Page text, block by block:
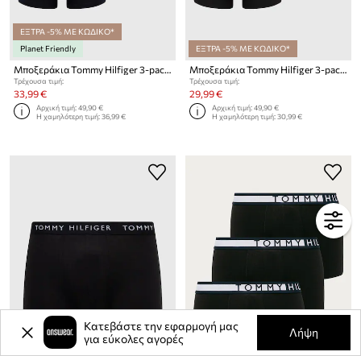
ΕΞΤΡΑ -5% ΜΕ ΚΩΔΙΚΟ*
Planet Friendly
Τρέχουσα τιμή:
33,99 €
Αρχική τιμή:49,90 €
Η χαμηλότερη τιμή:36,99 €
ΕΞΤΡΑ -5% ΜΕ ΚΩΔΙΚΟ*
Τρέχουσα τιμή:
29,99 €
Αρχική τιμή:49,90 €
Η χαμηλότερη τιμή:30,99 €
Κατεβάστε την εφαρμογή μας
για εύκολες αγορές
Λήψη